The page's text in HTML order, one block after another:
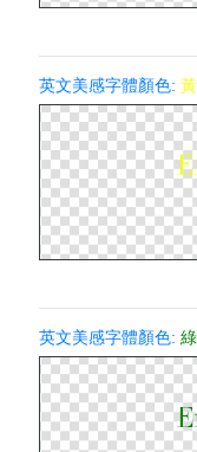
英文美感字體顏色:
英文美感字體顏色: